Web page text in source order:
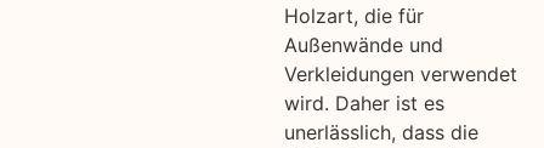
Holzart, die für
Außenwände und
Verkleidungen verwendet
wird. Daher ist es
unerlässlich, dass die